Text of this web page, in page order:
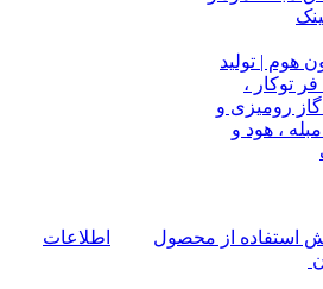
استفاده از محصول
اطلاعات